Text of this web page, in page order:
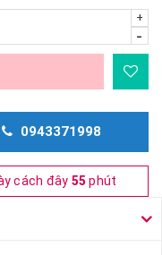
+
-
0943371998
cách đây 55 phút